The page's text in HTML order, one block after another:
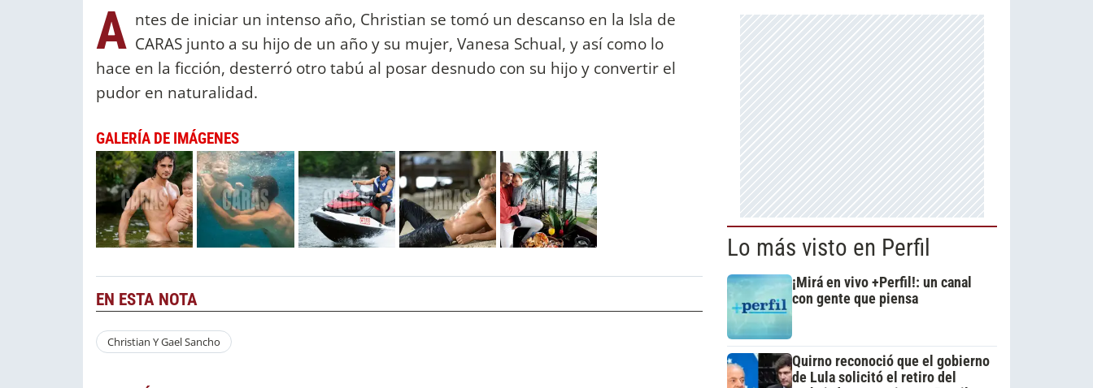
A ntes de iniciar un intenso año, Christian se tomó un descanso en la Isla de
CARAS junto a su hijo de un año y su mujer, Vanesa Schual, y así como lo
hace en la ficción, desterró otro tabú al posar desnudo con su hijo y convertir el
pudor en naturalidad.
GALERÍA DE IMÁGENES
EN ESTA NOTA
Christian Y Gael Sancho
Lo más visto en Perfil
¡Mirá en vivo +Perfil!: un canal
con gente que piensa
Quirno reconoció que el gobierno
de Lula solicitó el retiro del